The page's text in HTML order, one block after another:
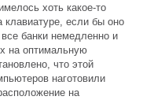
хоть какое-то
клавиатуре, если бы оно
банки немедленно и
на оптимальную
что этой
наготовили
на